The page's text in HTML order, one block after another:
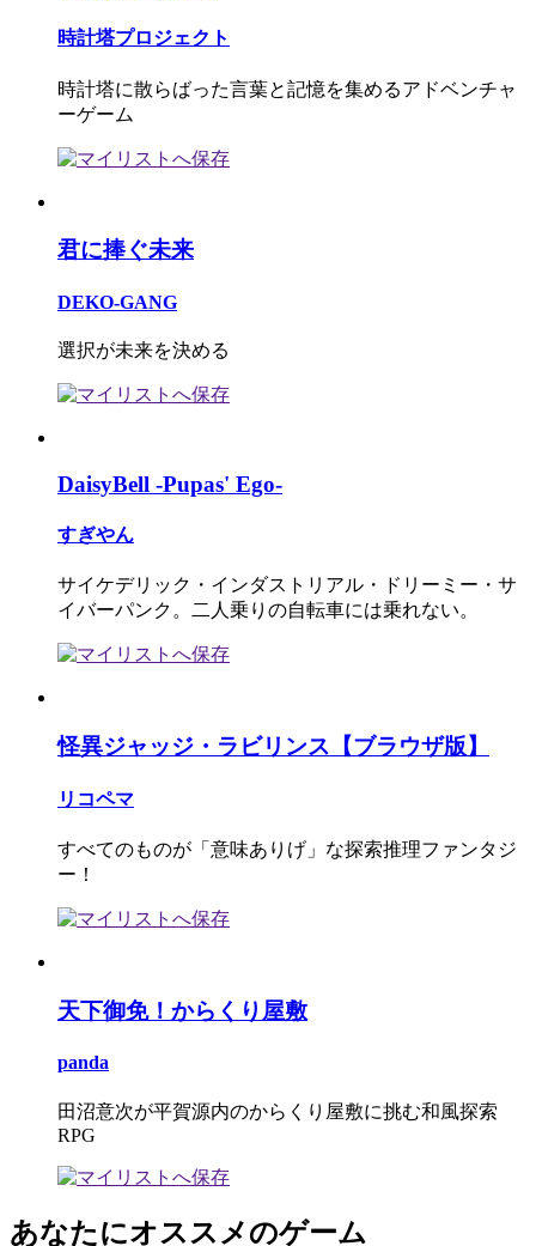
時計塔プロジェクト
時計塔に散らばった言葉と記憶を集めるアドベンチャ
ーゲーム
君に捧ぐ未来
DEKO-GANG
選択が未来を決める
DaisyBell -Pupas' Ego-
すぎやん
サイケデリック・インダストリアル・ドリーミー・サ
イバーパンク。二人乗りの自転車には乗れない。
怪異ジャッジ・ラビリンス【ブラウザ版】
リコペマ
すべてのものが「意味ありげ」な探索推理ファンタジ
ー！
天下御免！からくり屋敷
panda
田沼意次が平賀源内のからくり屋敷に挑む和風探索
RPG
あなたにオススメのゲーム